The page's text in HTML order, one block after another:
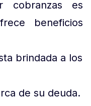
cobranzas es
beneficios
brindada a los
de su deuda.